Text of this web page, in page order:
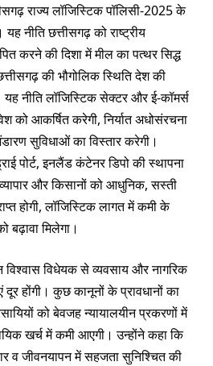
राज्य लॉजिस्टिक पॉलिसी-2025 के
नीति छत्तीसगढ़ को राष्ट्रीय
करने की दिशा में मील का पत्थर सिद्ध
की भौगोलिक स्थिति देश की
नीति लॉजिस्टिक सेक्टर और ई-कॉमर्स
को आकर्षित करेगी, निर्यात अधोसंरचना
सुविधाओं का विस्तार करेगी।
पोर्ट, इनलैंड कंटेनर डिपो की स्थापना
व्यापार और किसानों को आधुनिक, सस्ती
होगी, लॉजिस्टिक लागत में कमी के
बढ़ावा मिलेगा।
विधेयक से व्यवसाय और नागरिक
होंगी। कुछ कानूनों के प्रावधानों का
को बेवजह न्यायालयीन प्रकरणों में
खर्च में कमी आएगी। उन्होंने कहा कि
व जीवनयापन में सहजता सुनिश्चित की